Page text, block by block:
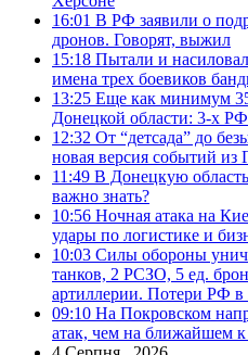
16:01 В РФ заявили о
дронов. Говорят, выжил
15:18 Пытали и
имена трех боевиков
13:25 Еще как минимум
Донецкой области: 3-х
12:32 От “детсада” до
новая версия событий из
11:49 В Донецкую
важно знать?
10:56 Ночная атака на
удары по логистике и
10:03 Силы обороны
танков, 2 РСЗО, 5 ед.
артиллерии. Потери РФ
09:10 На Покровском
атак, чем на ближайшем к